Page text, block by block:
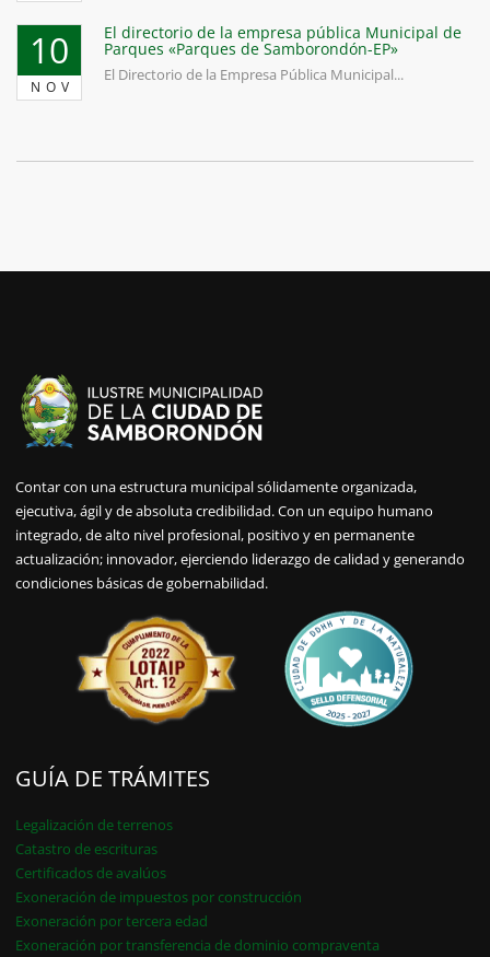
10
NOV
El directorio de la empresa pública Municipal de
Parques «Parques de Samborondón-EP»
El Directorio de la Empresa Pública Municipal...
Contar con una estructura municipal sólidamente organizada,
ejecutiva, ágil y de absoluta credibilidad. Con un equipo humano
integrado, de alto nivel profesional, positivo y en permanente
actualización; innovador, ejerciendo liderazgo de calidad y generando
condiciones básicas de gobernabilidad.
GUÍA DE TRÁMITES
Legalización de terrenos
Catastro de escrituras
Certificados de avalúos
Exoneración de impuestos por construcción
Exoneración por tercera edad
Exoneración por transferencia de dominio compraventa